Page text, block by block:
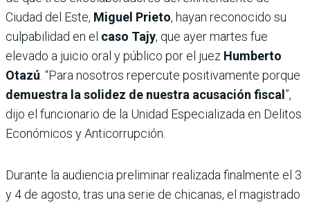
Ciudad del Este, Miguel Prieto, hayan reconocido su
culpabilidad en el caso Tajy, que ayer martes fue
elevado a juicio oral y público por el juez Humberto
Otazú . “Para nosotros repercute positivamente porque
demuestra la solidez de nuestra acusación fiscal ”,
dijo el funcionario de la Unidad Especializada en Delitos
Económicos y Anticorrupción.
Durante la audiencia preliminar realizada finalmente el 3
y 4 de agosto, tras una serie de chicanas, el magistrado